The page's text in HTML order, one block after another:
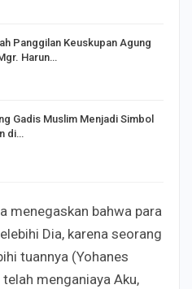
Panggilan Keuskupan Agung
Harun…
Gadis Muslim Menjadi Simbol
di…
menegaskan bahwa para
Dia, karena seorang
tuannya (Yohanes
menganiaya Aku,